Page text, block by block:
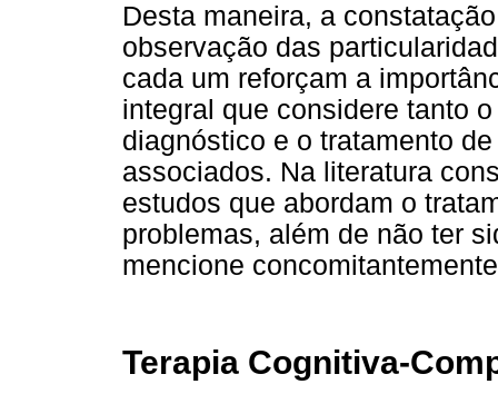
Desta maneira, a
observação das
cada um reforçam a
integral que considere tanto
diagnóstico e o tratamento
associados. Na literatura
estudos que abordam o
problemas, além de não ter
mencione
Terapia Cognitiva-